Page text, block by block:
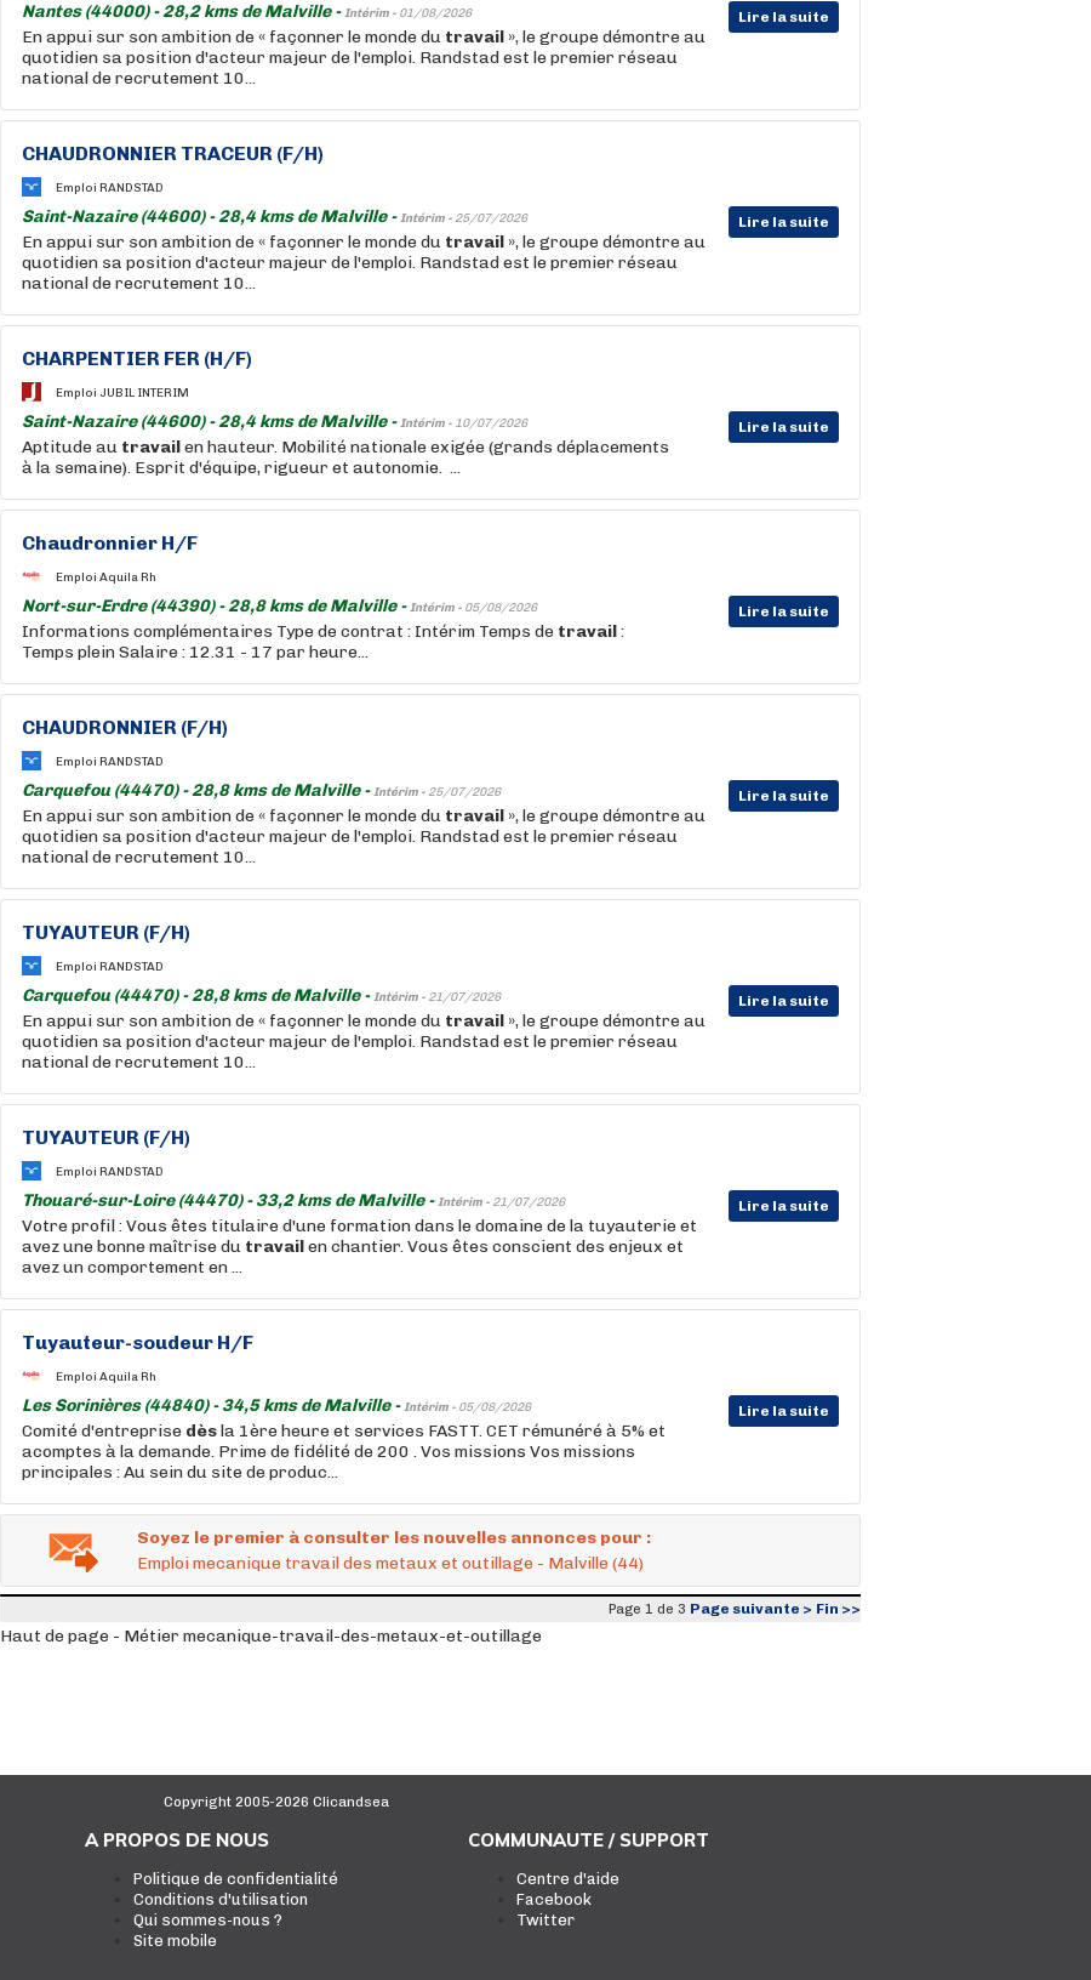
Nantes (44000) - 28,2 kms de Malville -Intérim - 01/08/2026 Lire la suite
En appui sur son ambition de « façonner le monde du travail », le groupe démontre au
quotidien sa position d'acteur majeur de l'emploi. Randstad est le premier réseau
national de recrutement 10...
CHAUDRONNIER TRACEUR (F/H)
Emploi RANDSTAD
Saint-Nazaire (44600) - 28,4 kms de Malville -Intérim - 25/07/2026 Lire la suite
En appui sur son ambition de « façonner le monde du travail », le groupe démontre au
quotidien sa position d'acteur majeur de l'emploi. Randstad est le premier réseau
national de recrutement 10...
CHARPENTIER FER (H/F)
Emploi JUBIL INTERIM
Saint-Nazaire (44600) - 28,4 kms de Malville -Intérim - 10/07/2026 Lire la suite
Aptitude au travailen hauteur. Mobilité nationale exigée (grands déplacements
à la semaine). Esprit d'équipe, rigueur et autonomie. ...
Chaudronnier H/F
Emploi Aquila Rh
Nort-sur-Erdre (44390) - 28,8 kms de Malville -Intérim - 05/08/2026 Lire la suite
Informations complémentaires Type de contrat : Intérim Temps de travail:
Temps plein Salaire : 12.31 - 17 par heure...
CHAUDRONNIER (F/H)
Emploi RANDSTAD
Carquefou (44470) - 28,8 kms de Malville -Intérim - 25/07/2026 Lire la suite
En appui sur son ambition de « façonner le monde du travail », le groupe démontre au
quotidien sa position d'acteur majeur de l'emploi. Randstad est le premier réseau
national de recrutement 10...
TUYAUTEUR (F/H)
Emploi RANDSTAD
Carquefou (44470) - 28,8 kms de Malville -Intérim - 21/07/2026 Lire la suite
En appui sur son ambition de « façonner le monde du travail », le groupe démontre au
quotidien sa position d'acteur majeur de l'emploi. Randstad est le premier réseau
national de recrutement 10...
TUYAUTEUR (F/H)
Emploi RANDSTAD
Thouaré-sur-Loire (44470) - 33,2 kms de Malville -Intérim - 21/07/2026 Lire la suite
Votre profil : Vous êtes titulaire d'une formation dans le domaine de la tuyauterie et
avez une bonne maîtrise du travailen chantier. Vous êtes conscient des enjeux et
avez un comportement en ...
Tuyauteur-soudeur H/F
Emploi Aquila Rh
Les Sorinières (44840) - 34,5 kms de Malville -Intérim - 05/08/2026 Lire la suite
Comité d'entreprise dèsla 1ère heure et services FASTT. CET rémunéré à 5% et
acomptes à la demande. Prime de fidélité de 200 . Vos missions Vos missions
principales : Au sein du site de produc...
Soyez le premier à consulter les nouvelles annonces pour :
Emploi mecanique travail des metaux et outillage - Malville (44)
Page 1 de 3 Page suivante > Fin >>
Haut de page - Métier mecanique-travail-des-metaux-et-outillage
Copyright 2005-2026 Clicandsea
A PROPOS DE NOUS
Politique de confidentialité
Conditions d'utilisation
Qui sommes-nous ?
Site mobile
COMMUNAUTE / SUPPORT
Centre d'aide
Facebook
Twitter